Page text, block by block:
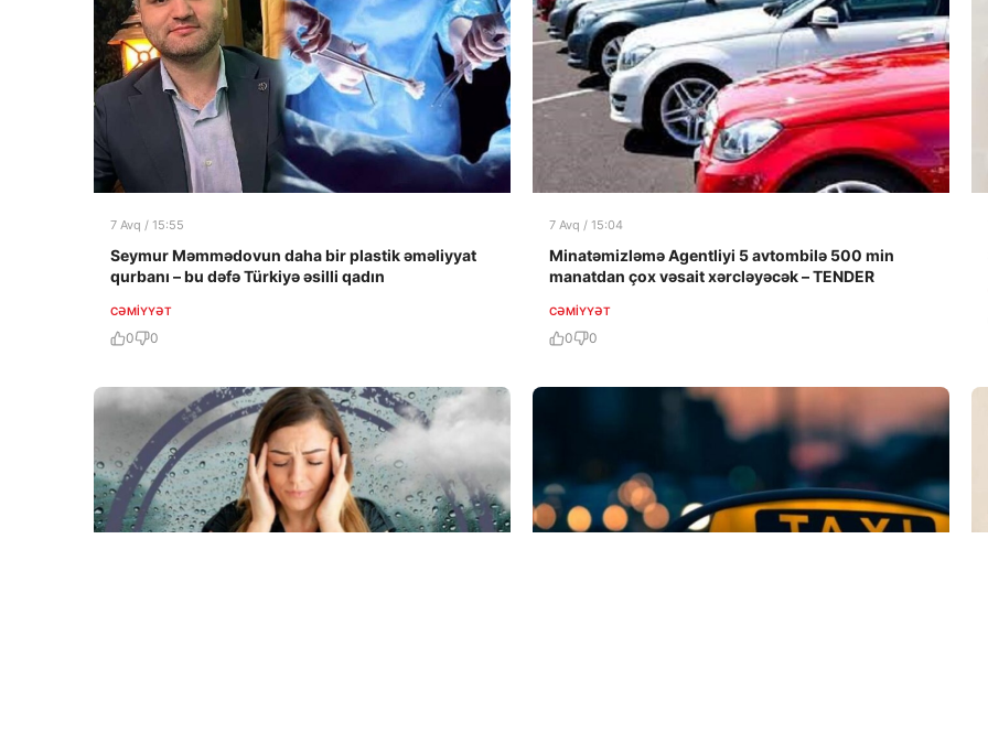
7 Avq / 15:55
Seymur Məmmədovun daha bir plastik əməliyyat
qurbanı – bu dəfə Türkiyə əsilli qadın
CƏMIYYƏT
0 0
7 Avq / 15:04
Minatəmizləmə Agentliyi 5 avtombilə 500 min
manatdan çox vəsait xərcləyəcək – TENDER
CƏMIYYƏT
0 0